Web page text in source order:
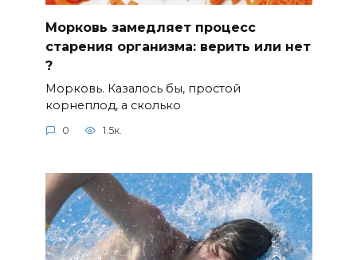
Морковь замедляет процесс
старения организма: верить или нет
?⠀
Морковь. Казалось бы, простой
корнеплод, а сколько
0 1.5к.